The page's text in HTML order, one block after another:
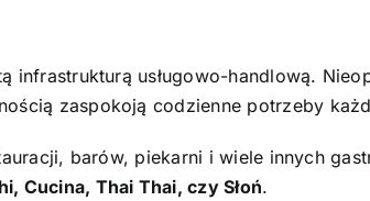
usługowo-handlową.
zaspokoją codzienne potrzeby
barów, piekarni i wiele innych
Cucina, Thai Thai, czy Słoń.